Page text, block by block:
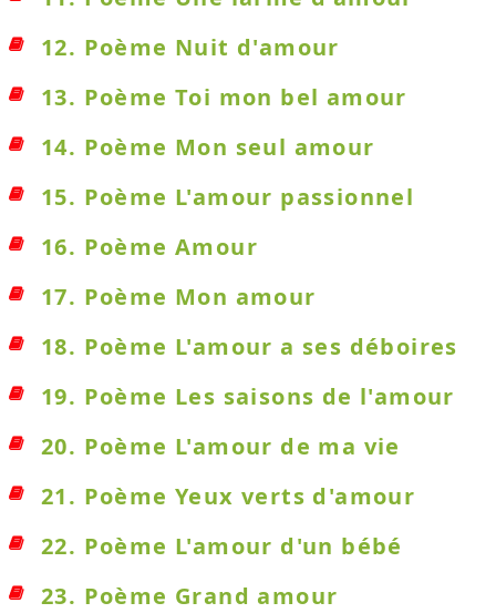
12. Poème Nuit d'amour
13. Poème Toi mon bel amour
14. Poème Mon seul amour
15. Poème L'amour passionnel
16. Poème Amour
17. Poème Mon amour
18. Poème L'amour a ses déboires
19. Poème Les saisons de l'amour
20. Poème L'amour de ma vie
21. Poème Yeux verts d'amour
22. Poème L'amour d'un bébé
23. Poème Grand amour